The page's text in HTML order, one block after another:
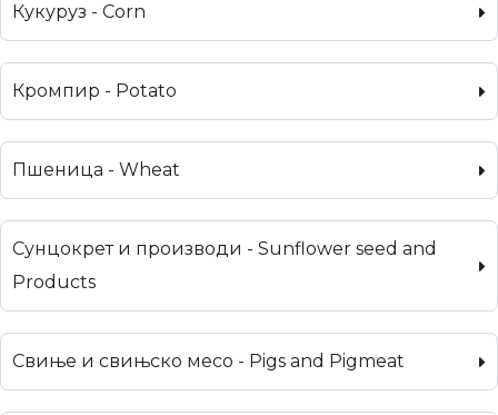
Кукуруз - Corn
Кромпир - Potato
Пшеница - Wheat
Сунцокрет и производи - Sunflower seed and
Products
Свиње и свињско месо - Pigs and Pigmeat